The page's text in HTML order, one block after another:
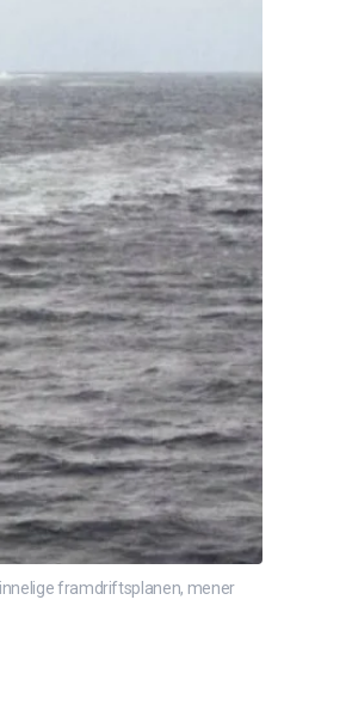
framdriftsplanen, mener